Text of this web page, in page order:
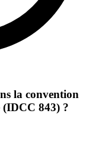
la convention
(IDCC 843) ?